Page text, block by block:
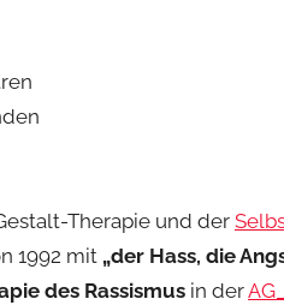
Therapie und der
1992 mit „der Hass, die
des Rassismus in der